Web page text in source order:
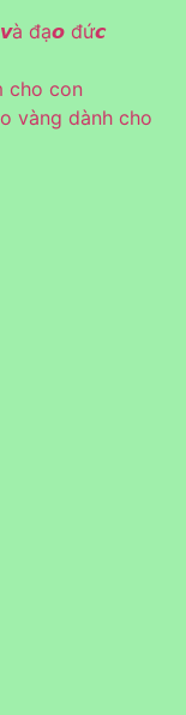
đạ𝙤 đứ𝙘
cho con
vàng dành cho